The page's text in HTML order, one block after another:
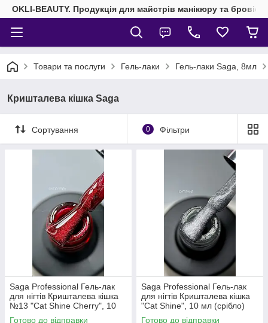
OKLI-BEAUTY. Продукція для майстрів манікюру та
Товари та послуги Гель-лаки Гель-лаки Saga, 8мл
Кришталева кішка Saga
Сортування 0 Фільтри
Saga Professional Гель-лак
для нігтів Кришталева кішка
№13 "Cat Shine Cherry", 10
мл
Готово до відправки
Saga Professional Гель-лак
для нігтів Кришталева кішка
"Cat Shine", 10 мл (срібло)
Готово до відправки